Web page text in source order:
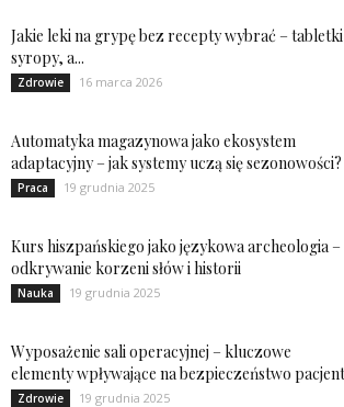
Jakie leki na grypę bez recepty wybrać –
syropy, a...
Zdrowie 16 marca 2026
Automatyka magazynowa jako ekosystem
adaptacyjny – jak systemy uczą się sezonowości?
Praca 19 grudnia 2025
Kurs hiszpańskiego jako językowa archeologia –
odkrywanie korzeni słów i historii
Nauka 19 grudnia 2025
Wyposażenie sali operacyjnej – kluczowe
elementy wpływające na bezpieczeństwo
Zdrowie 19 grudnia 2025